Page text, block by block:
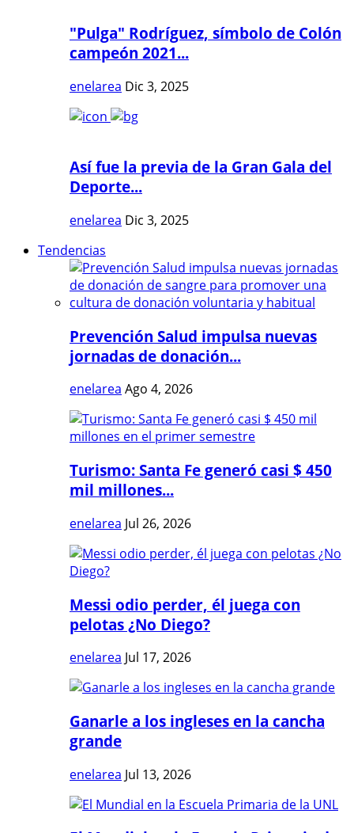
"Pulga" Rodríguez, símbolo de Colón
campeón 2021...
enelarea Dic 3, 2025
Así fue la previa de la Gran Gala del
Deporte...
enelarea Dic 3, 2025
Tendencias
Prevención Salud impulsa nuevas
jornadas de donación...
enelarea Ago 4, 2026
Turismo: Santa Fe generó casi $ 450
mil millones...
enelarea Jul 26, 2026
Messi odio perder, él juega con
pelotas ¿No Diego?
enelarea Jul 17, 2026
Ganarle a los ingleses en la cancha
grande
enelarea Jul 13, 2026